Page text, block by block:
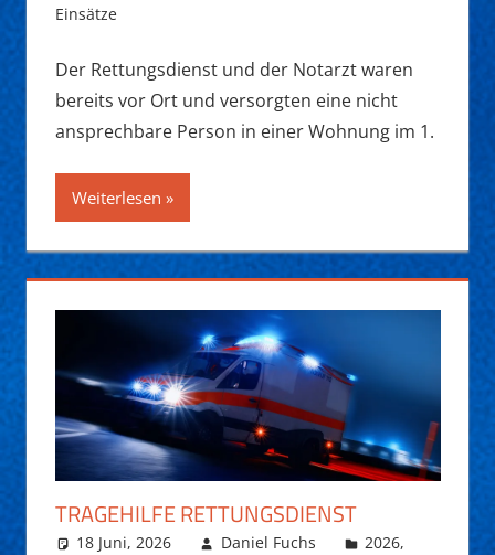
Einsätze
Der Rettungsdienst und der Notarzt waren
bereits vor Ort und versorgten eine nicht
ansprechbare Person in einer Wohnung im 1.
Weiterlesen
TRAGEHILFE RETTUNGSDIENST
18 Juni, 2026 Daniel Fuchs 2026,